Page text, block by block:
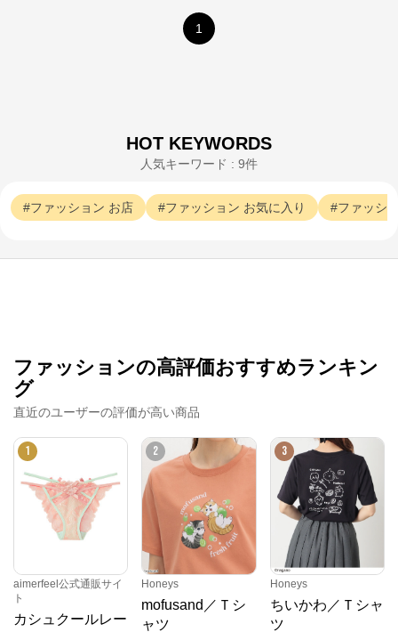
1
HOT KEYWORDS
人気キーワード : 9件
ファッション お店 ファッション お気に入り ファッシ
ファッションの高評価おすすめランキン
グ
直近のユーザーの評価が高い商品
1
aimerfeel公式通販サイ
ト
カシュクールレー
2
Honeys
mofusand／Ｔシ
ャツ
3
Honeys
ちいかわ／Ｔシャ
ツ